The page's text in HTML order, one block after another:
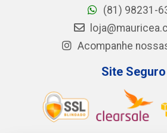
(81) 98231-
Acompanhe
Site Seguro